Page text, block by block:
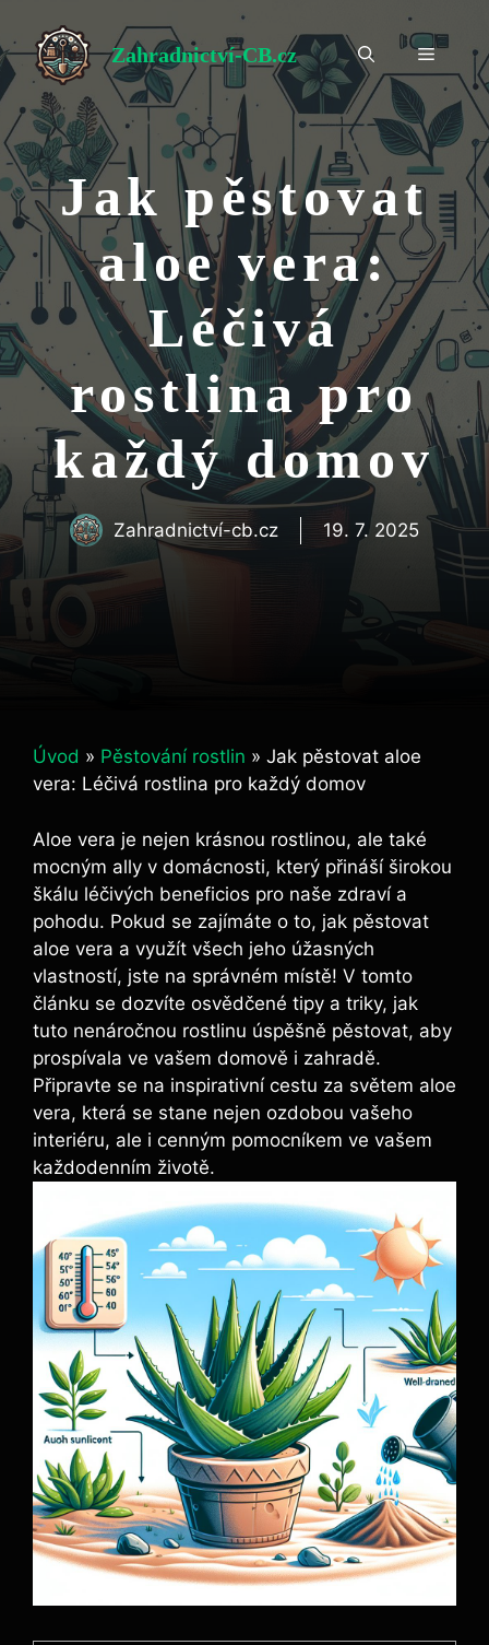
na
obsah
Zahradnictví-CB.cz Menu
Jak pěstovat
aloe vera:
Léčivá
rostlina pro
každý domov
Zahradnictví-cb.cz 19. 7. 2025
Úvod » Pěstování rostlin » Jak pěstovat aloe
vera: Léčivá rostlina pro každý domov
Aloe vera je nejen krásnou rostlinou, ale také
mocným ally v domácnosti, který přináší širokou
škálu léčivých beneficios pro naše zdraví a
pohodu. Pokud se zajímáte o to, jak pěstovat
aloe vera a využít všech jeho úžasných
vlastností, jste na správném místě! V tomto
článku se dozvíte osvědčené tipy a triky, jak
tuto nenáročnou rostlinu úspěšně pěstovat, aby
prospívala ve vašem domově i zahradě.
Připravte se na inspirativní cestu za světem aloe
vera, která se stane nejen ozdobou vašeho
interiéru, ale i cenným pomocníkem ve vašem
každodenním životě.